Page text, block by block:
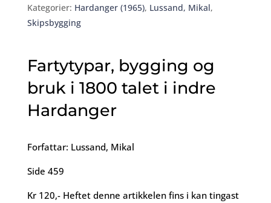
Kategorier: Hardanger (1965), Lussand, Mikal,
Skipsbygging
Fartytypar, bygging og
bruk i 1800 talet i indre
Hardanger
Forfattar: Lussand, Mikal
Side 459
Kr 120,- Heftet denne artikkelen fins i kan tingast